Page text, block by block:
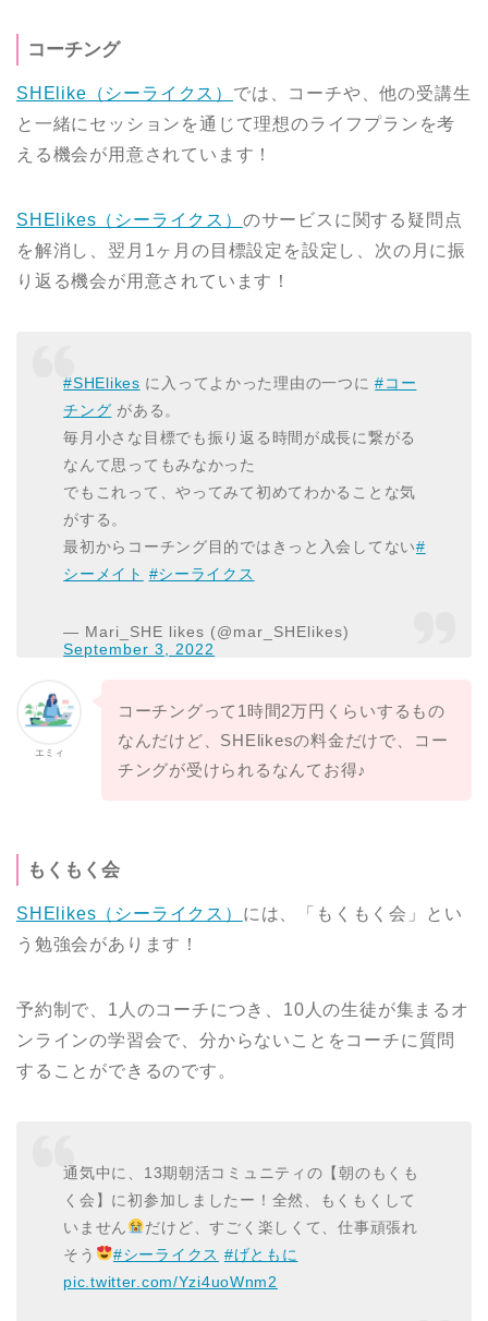
コーチング
SHElike（シーライクス） では、コーチや、他の受講生
と一緒にセッションを通じて理想のライフプランを考
える機会が用意されています！
SHElikes（シーライクス） のサービスに関する疑問点
を解消し、翌月1ヶ月の目標設定を設定し、次の月に振
り返る機会が用意されています！
#SHElikes に入ってよかった理由の一つに#コー
チング がある。
毎月小さな目標でも振り返る時間が成長に繋がる
なんて思ってもみなかった
でもこれって、やってみて初めてわかることな気
がする。
最初からコーチング目的ではきっと入会してない#
シーメイト #シーライクス
— Mari_SHE likes (@mar_SHElikes)
September 3, 2022
エミィ
コーチングって1時間2万円くらいするもの
なんだけど、SHElikesの料金だけで、コー
チングが受けられるなんてお得♪
もくもく会
SHElikes（シーライクス） には、「もくもく会」とい
う勉強会があります！
予約制で、1人のコーチにつき、10人の生徒が集まるオ
ンラインの学習会で、分からないことをコーチに質問
することができるのです。
通気中に、13期朝活コミュニティの【朝のもくも
く会】に初参加しましたー！全然、もくもくして
いません
だけど、すごく楽しくて、仕事頑張れ
そう
#シーライクス #げともに
pic.twitter.com/Yzi4uoWnm2